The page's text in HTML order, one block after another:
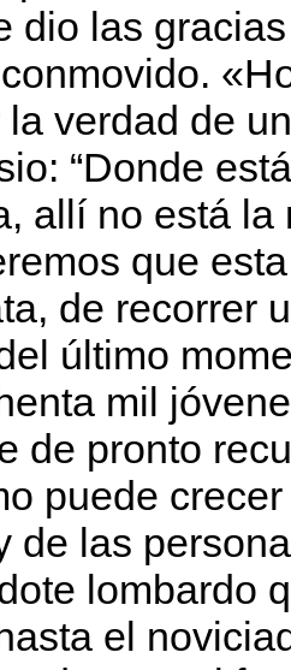
dio las
verdad de
“Donde
allí no está la
que
de recorrer
último
mil
de pronto
puede
de las
lombardo
el